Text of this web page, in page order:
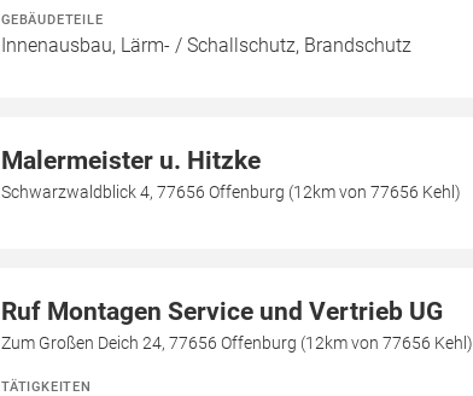
GEBÄUDETEILE
Innenausbau, Lärm- / Schallschutz, Brandschutz
Malermeister u. Hitzke
Schwarzwaldblick 4, 77656 Offenburg (12km von 77656 Kehl)
Ruf Montagen Service und Vertrieb UG
Zum Großen Deich 24, 77656 Offenburg (12km von 77656 Kehl)
TÄTIGKEITEN